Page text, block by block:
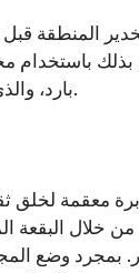
المنطقة قبل
بذلك
بارد،.
معقمة لخلق
من خلال البقعة
بمجرد وضع